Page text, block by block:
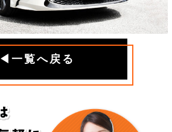
◀一覧へ戻る